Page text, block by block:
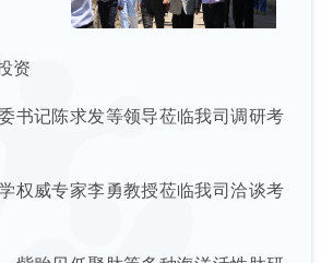
资
书记陈求发等领导莅临我司调研考
权威专家李勇教授莅临我司洽谈考